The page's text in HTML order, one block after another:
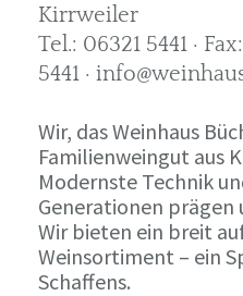
Kirrweiler
Tel.: 06321 5441 ·
5441 ·
Wir, das Weinhaus
Familienweingut aus
Modernste Technik
Generationen prägen
Wir bieten ein breit
Weinsortiment – ein
Schaffens.